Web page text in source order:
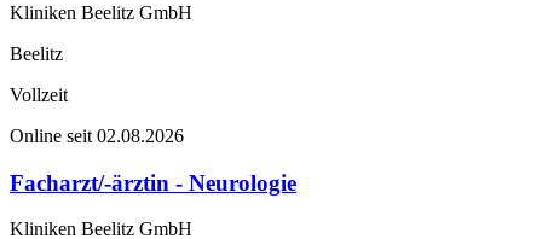
Kliniken Beelitz GmbH
Beelitz
Vollzeit
Online seit 02.08.2026
Facharzt/-ärztin - Neurologie
Kliniken Beelitz GmbH